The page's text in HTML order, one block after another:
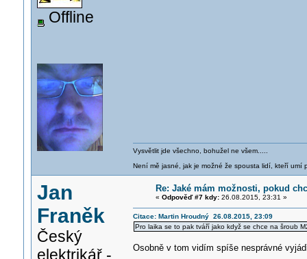
Offline
Vysvětlit jde všechno, bohužel ne všem.....
Není mě jasné, jak je možné že spousta lidí, kteří umí
Jan
Franěk
Český
elektrikář -
Re: Jaké mám možnosti, pokud
« Odpověď #7 kdy:26.08.2015, 23:31 »
Citace: Martin Hroudný 26.08.2015, 23:09
Pro laika se to pak tváří jako když se chce na šroub
Osobně v tom vidím spíše nesprávné